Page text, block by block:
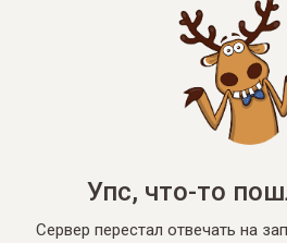
Упс, что-то
Сервер перестал отвечать на